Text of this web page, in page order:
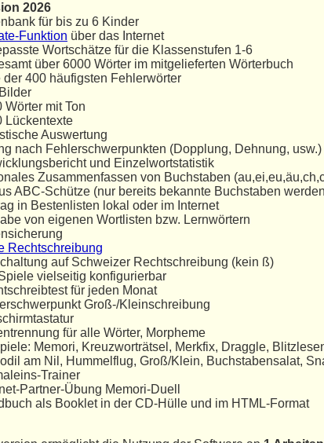
2026
für bis zu 6 Kinder
Funktion über das Internet
Wortschätze für die Klassenstufen 1-6
über 6000 Wörter im mitgelieferten Wörterbuch
der 400 häufigsten Fehlerwörter
Wörter mit Ton
Lückentexte
Auswertung
nach Fehlerschwerpunkten (Dopplung, Dehnung, usw.)
und Einzelwortstatistik
Zusammenfassen von Buchstaben
ABC-Schütze (nur bereits bekannte Buchstaben
in Bestenlisten lokal oder im Internet
von eigenen Wortlisten bzw. Lernwörtern
Rechtschreibung
auf Schweizer Rechtschreibung (kein ß)
vielseitig konfigurierbar
für jeden Monat
Groß-/Kleinschreibung
für alle Wörter, Morpheme
Memori, Kreuzworträtsel, Merkfix, Draggle,
am Nil, Hummelflug, Groß/Klein, Buchstabensalat,
Trainer
Partner-Übung Memori-Duell
als Booklet in der CD-Hülle und im HTML-Format